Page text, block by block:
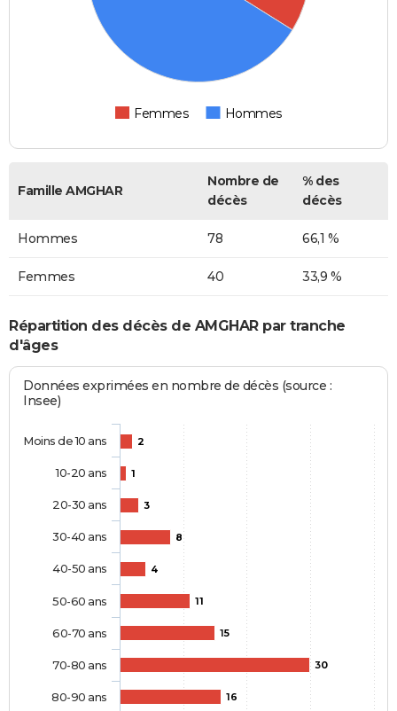
Femmes Hommes
Famille AMGHAR
Nombre de
décès
% des
décès
Hommes 78 66,1 %
Femmes 40 33,9 %
Répartition des décès de AMGHAR par tranche
d'âges
Données exprimées en nombre de décès (source :
Insee)
2
1
3
8
4
11
15
30
16
Moins de 10 ans
10-20 ans
20-30 ans
30-40 ans
40-50 ans
50-60 ans
60-70 ans
70-80 ans
80-90 ans